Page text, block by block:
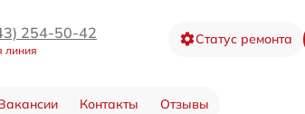
254-50-42
линия
Статус ремонта
Контакты Отзывы